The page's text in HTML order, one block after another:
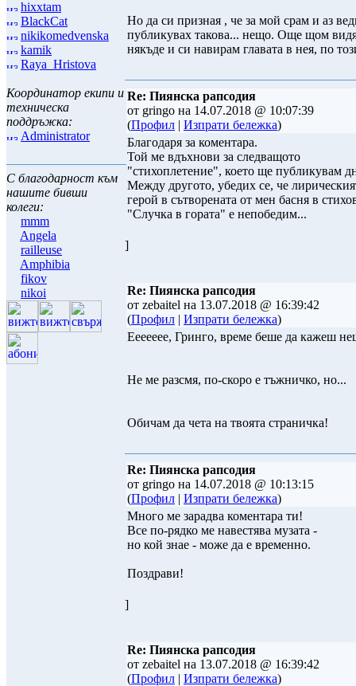
hixxtam
BlackCat
nikikomedvenska
kamik
Raya_Hristova
Координатор екипи и
техническа
поддръжка:
Administrator
С благодарност към
нашите бивши
колеги:
mmm
Angela
railleuse
Amphibia
fikov
nikoi
Но да си призная , че за мой срам и аз
публикувах такова... нещо. Още щом
някъде и си навирам главата в нея, по
Re: Пиянска рапсодия
от gringo на 14.07.2018 @ 10:07:39
(Профил | Изпрати бележка)
Благодаря за коментара.
Той ме вдъхнови за следващото
"стихоплетение", което ще публикувам
Между другото, убедих се, че
герой в сътворената от мен басня в
"Случка в гората" е непобедим...
]
Re: Пиянска рапсодия
от zebaitel на 13.07.2018 @ 16:39:42
(Профил | Изпрати бележка)
Еееееее, Гринго, време беше да кажеш
Не ме разсмя, по-скоро е тъжничко, но...
Обичам да чета на твоята страничка!
Re: Пиянска рапсодия
от gringo на 14.07.2018 @ 10:13:15
(Профил | Изпрати бележка)
Много ме зарадва коментара ти!
Все по-рядко ме навестява музата -
но кой знае - може да е временно.
Поздрави!
]
Re: Пиянска рапсодия
от zebaitel на 13.07.2018 @ 16:39:42
(Профил | Изпрати бележка)